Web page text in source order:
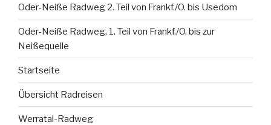
Oder-Neiße Radweg 2. Teil von Frankf./O. bis Usedom
Oder-Neiße Radweg, 1. Teil von Frankf./O. bis zur
Neißequelle
Startseite
Übersicht Radreisen
Werratal-Radweg